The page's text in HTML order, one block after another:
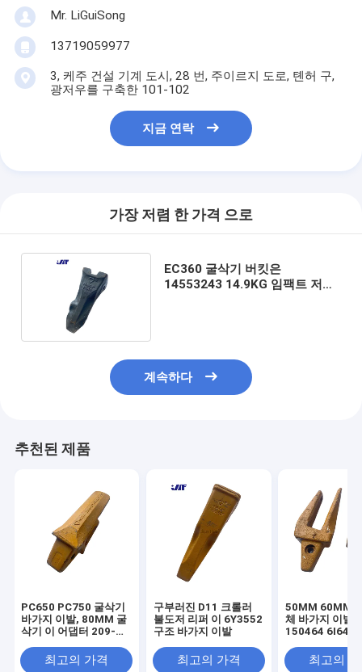
Mr. LiGuiSong
13719059977
3, 케주 건설 기계 도시, 28 번, 주이르지 도로, 톈허 구,
광저우를 구축한 101-102
지금 연락
가장 저렴 한 가격 으로
EC360 굴삭기 버킷은
14553243 14.9KG 임팩트 저항
계속하다
추천된 제품
PC650 PC750 굴삭기
바가지 이발, 80MM 굴
삭기 이 어댑터 209-
최고의 가격
구부러진 D11 크롤러
불도저 리퍼 이 6Y3552
구조 바가지 이발
최고의 가격
50MM 60MM
체 바가지 이발
150464 6I6464
최고의